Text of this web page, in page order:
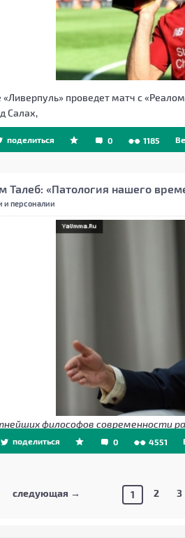
«Ливерпуль» проведет матч с
Салах,
поделиться 0 1185
Талеб: «Патология нашего
и персоналии
философов современности
поделиться 0 4551
следующая → 1 2 3